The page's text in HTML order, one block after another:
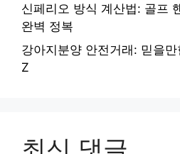
신페리오 방식 계산법: 골프
완벽 정복
강아지분양 안전거래: 믿을
Z